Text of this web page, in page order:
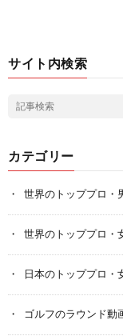
サイト内検索
カテゴリー
世界のトッププロ・
世界のトッププロ・
日本のトッププロ・
ゴルフのラウンド動